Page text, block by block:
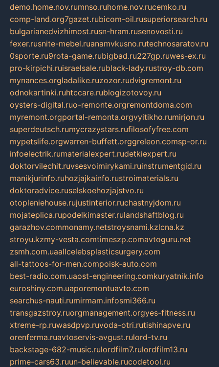
demo.home.nov.rumnso.ruhome.nov.rucemko.ru
comp-land.org7gazet.rubicom-oil.rusuperiorsearch.ru
bulgarianedvizhimost.rusn-hram.rusenovosti.ru
fexer.rusnite-mebel.ruanamvkusno.rutechnosaratov.ru
0sporte.ru9rota-game.rubigbad.ru227gp.ruwes-ex.ru
pro-kirpichi.ruisraelsale.rublack-lady.rustroy-db.com
mynances.orgladalike.ruzozor.rudvigremont.ru
odnokartinki.ruhtccare.rublogizotovoy.ru
oysters-digital.ruo-remonte.orgremontdoma.com
myremont.orgportal-remonta.orgvyitikho.rumirjon.ru
superdeutsch.rumycrazystars.rufilosofyfree.com
mypetslife.orgwarren-buffett.orggreleon.comsp-or.ru
infoelectrik.rumaterialexpert.rudetkiexpert.ru
doktorvilechit.ruvsesvoimirykami.ruinstrumentgid.ru
manikjurinfo.ruhozjajkainfo.rustroimaterials.ru
doktoradvice.ruselskoehozjajstvo.ru
otopleniehouse.rujustinterior.ruchastnyjdom.ru
mojateplica.rupodelkimaster.rulandshaftblog.ru
garazhov.commonamy.netstroysnami.kzlcna.kz
stroyu.kzmy-vesta.comtimeszp.comavtoguru.net
zsmh.com.uaallcelebsplasticsurgery.com
all-tattoos-for-men.compoisk-auto.com
best-radio.com.uaost-engineering.comkuryatnik.info
euroshiny.com.uaporemontuavto.com
searchus-nauti.rumirmam.infosmi366.ru
transgazstroy.ruorgmanagement.orgyes-fitness.ru
xtreme-rp.ruwasdpvp.ruvoda-otri.rutishinapve.ru
orenferma.ruavtoservis-avgust.rulord-tv.ru
backstage-682-music.rulordfilm7.rulordfilm13.ru
prime-cars63.ruun-believable.rucodetool.ru